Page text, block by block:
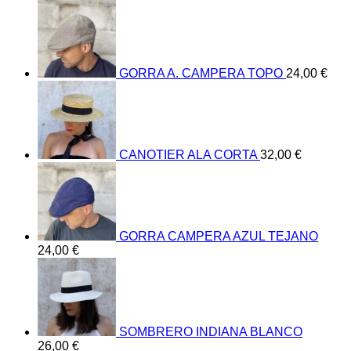
GORRA A. CAMPERA TOPO 24,00 €
CANOTIER ALA CORTA 32,00 €
GORRA CAMPERA AZUL TEJANO
24,00 €
SOMBRERO INDIANA BLANCO
26,00 €